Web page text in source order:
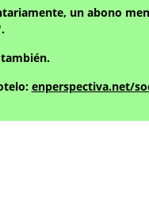
un abono
enperspectiva.net/